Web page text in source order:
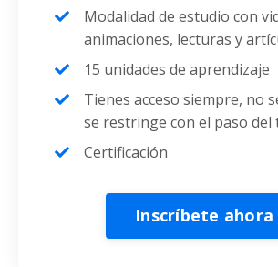
Modalidad de estudio con
animaciones, lecturas y
15 unidades de aprendizaje
Tienes acceso siempre, no
se restringe con el paso del
Certificación
Inscríbete ahora